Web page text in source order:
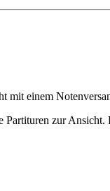
mit einem
zur Ansicht.